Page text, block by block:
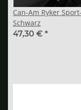
Can-Am Ryker
Schwarz
47,30 € *